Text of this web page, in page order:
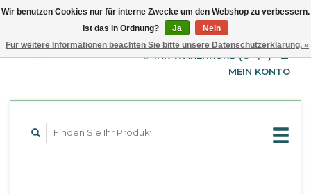
EUR
GBP
USD
English
Français
IHR WARENKORB (€--,--)
MEIN KONTO
Wir benutzen Cookies nur für interne Zwecke um den Webshop zu verbessern.
Ist das in Ordnung?
Ja
Nein
Für weitere Informationen beachten Sie bitte unsere Datenschutzerklärung. »